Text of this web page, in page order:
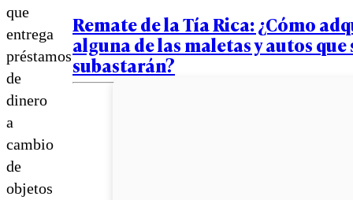
que
entrega
préstamos
de
dinero
a
cambio
de
objetos
Remate de la Tía Rica: ¿Cómo
alguna de las maletas y autos que
subastarán?